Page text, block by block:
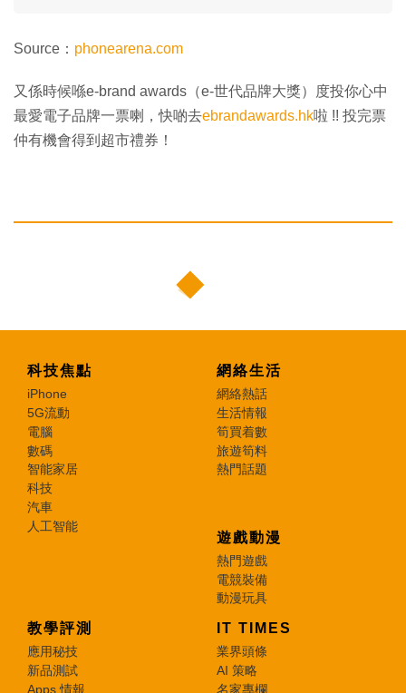
Source： phonearena.com
又係時候喺e-brand awards（e-世代品牌大獎）度投你心中
最愛電子品牌一票喇，快啲去ebrandawards.hk啦 !! 投完票
仲有機會得到超市禮券！
科技焦點
iPhone
5G流動
電腦
數碼
智能家居
科技
汽車
人工智能
網絡生活
網絡熱話
生活情報
筍買着數
旅遊筍料
熱門話題
遊戲動漫
熱門遊戲
電競裝備
動漫玩具
教學評測
應用秘技
新品測試
Apps 情報
IT TIMES
業界頭條
AI 策略
名家專欄